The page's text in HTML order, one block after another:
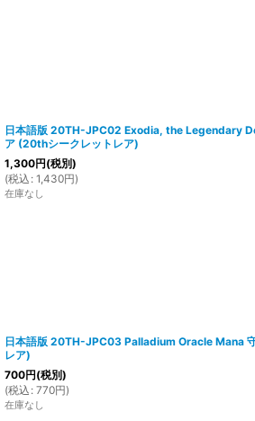
日本語版 20TH-JPC02 Exodia, the Legendary
ア (20thシークレットレア)
1,300円(税別)
(税込 : 1,430円)
在庫なし
日本語版 20TH-JPC03 Palladium Oracle Mana
レア)
700円(税別)
(税込 : 770円)
在庫なし